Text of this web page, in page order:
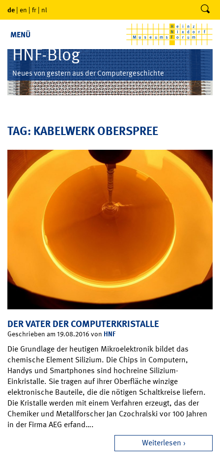
de | en | fr | nl
MENÜ
HNF-Blog
Neues von gestern aus der Computergeschichte
TAG: KABELWERK OBERSPREE
DER VATER DER COMPUTERKRISTALLE
Geschrieben am 19.08.2016 von HNF
Die Grundlage der heutigen Mikroelektronik bildet das
chemische Element Silizium. Die Chips in Computern,
Handys und Smartphones sind hochreine Silizium-
Einkristalle. Sie tragen auf ihrer Oberfläche winzige
elektronische Bauteile, die die nötigen Schaltkreise liefern.
Die Kristalle werden mit einem Verfahren erzeugt, das der
Chemiker und Metallforscher Jan Czochralski vor 100 Jahren
in der Firma AEG erfand….
Weiterlesen